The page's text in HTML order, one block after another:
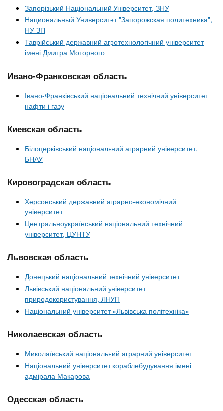
Запорізький Національний Університет, ЗНУ
Национальный Университет "Запорожская политехника",
НУ ЗП
Таврійський державний агротехнологічний університет
імені Дмитра Моторного
Ивано-Франковская область
Івано-Франківський національний технічний університет
нафти і газу
Киевская область
Білоцерківський національний аграрний університет,
БНАУ
Кировоградская область
Херсонський державний аграрно-економічний
університет
Центральноукраїнський національний технічний
університет, ЦУНТУ
Львовская область
Донецький національний технічний університет
Львівський національний університет
природокористування, ЛНУП
Національний університет «Львівська політехніка»
Николаевская область
Миколаївський національний аграрний університет
Національний університет кораблебудування імені
адмірала Макарова
Одесская область